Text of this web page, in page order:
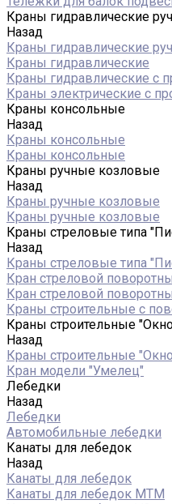
Краны гидравлические
Назад
Краны гидравлические
Краны гидравлические
Краны гидравлические с
Краны электрические с
Краны консольные
Назад
Краны консольные
Краны консольные
Краны ручные козловые
Назад
Краны ручные козловые
Краны ручные козловые
Краны стреловые типа
Назад
Краны стреловые типа
Кран стреловой
Кран стреловой
Краны строительные с
Краны строительные
Назад
Краны строительные
Кран модели "Умелец"
Лебедки
Назад
Лебедки
Автомобильные лебедки
Канаты для лебедок
Назад
Канаты для лебедок
Канаты для лебедок MTM